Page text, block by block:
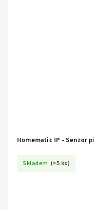
Homematic IP - Senzor
Skladem (>5 ks)